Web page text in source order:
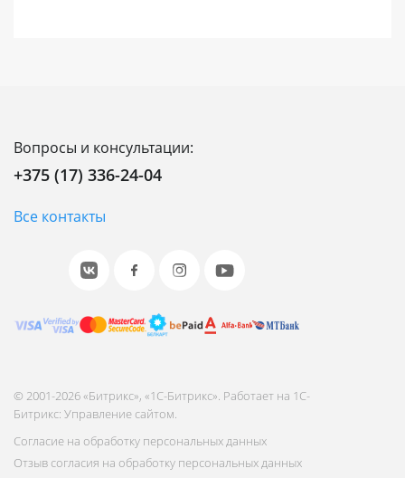
Вопросы и консультации:
+375 (17) 336-24-04
Все контакты
© 2001-2026 «Битрикс», «1С-Битрикс». Работает на 1С-
Битрикс: Управление сайтом.
Согласие на обработку персональных данных
Отзыв согласия на обработку персональных данных